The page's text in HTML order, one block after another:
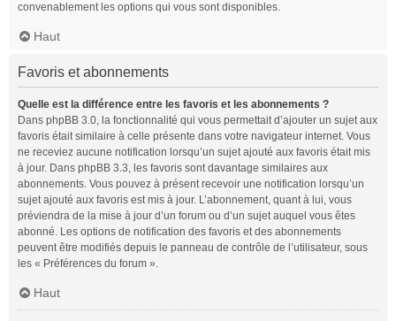
convenablement les options qui vous sont disponibles.
Haut
Favoris et abonnements
Quelle est la différence entre les favoris et les abonnements ?
Dans phpBB 3.0, la fonctionnalité qui vous permettait d’ajouter un sujet aux
favoris était similaire à celle présente dans votre navigateur internet. Vous
ne receviez aucune notification lorsqu’un sujet ajouté aux favoris était mis
à jour. Dans phpBB 3.3, les favoris sont davantage similaires aux
abonnements. Vous pouvez à présent recevoir une notification lorsqu’un
sujet ajouté aux favoris est mis à jour. L’abonnement, quant à lui, vous
préviendra de la mise à jour d’un forum ou d’un sujet auquel vous êtes
abonné. Les options de notification des favoris et des abonnements
peuvent être modifiés depuis le panneau de contrôle de l’utilisateur, sous
les « Préférences du forum ».
Haut